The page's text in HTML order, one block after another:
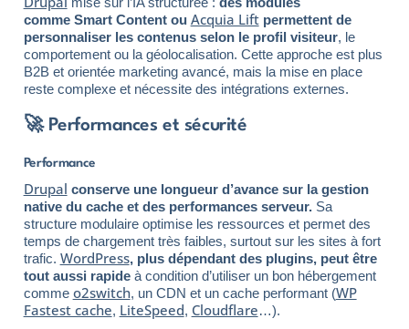
comme Smart Content ou Acquia Liftpermettent de
personnaliser les contenus selon le profil visiteur, le
comportement ou la géolocalisation. Cette approche est plus
B2B et orientée marketing avancé, mais la mise en place
reste complexe et nécessite des intégrations externes.
🚀 Performances et sécurité
Performance
Drupal conserve une longueur d’avance sur la gestion
native du cache et des performances serveur. Sa
structure modulaire optimise les ressources et permet des
temps de chargement très faibles, surtout sur les sites à fort
trafic. WordPress, plus dépendant des plugins, peut être
tout aussi rapideà condition d’utiliser un bon hébergement
comme o2switch, un CDN et un cache performant (WP
Fastest cache, LiteSpeed, Cloudflare…).